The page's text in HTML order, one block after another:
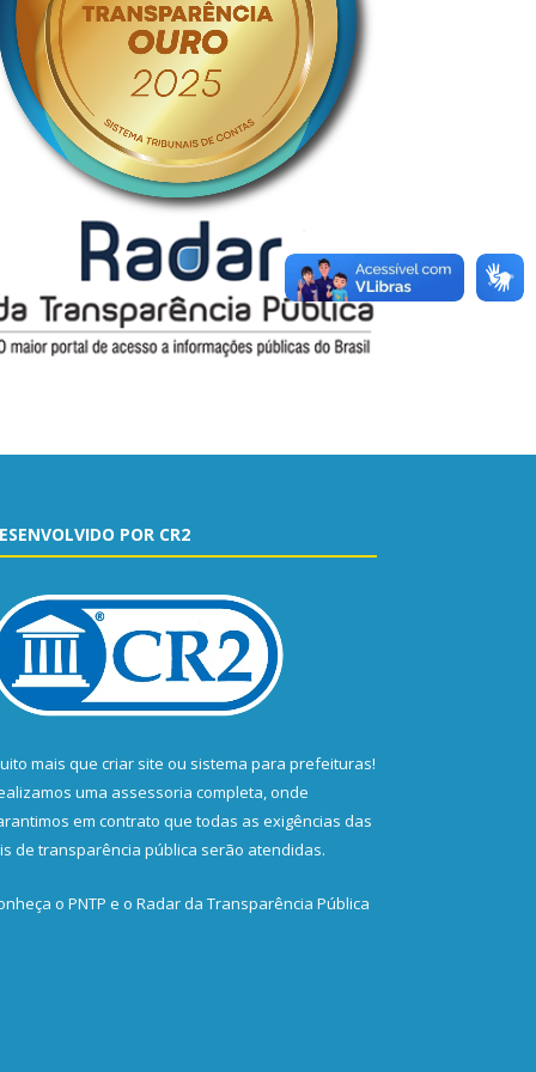
POR CR2
mais que criar site ou sistema para prefeituras!
uma assessoria completa, onde
em contrato que todas as exigências das
de transparência pública serão atendidas.
o PNTP e o Radar da Transparência Pública